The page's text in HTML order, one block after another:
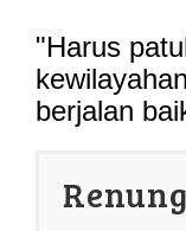
"Harus
berjalan